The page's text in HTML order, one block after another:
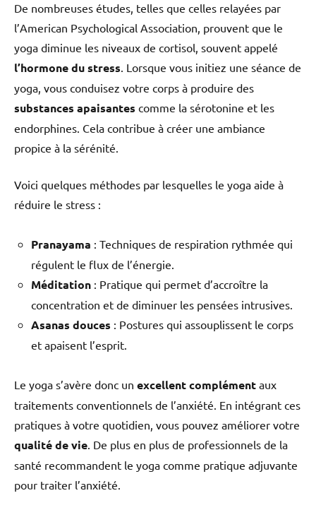
De nombreuses études, telles que celles relayées par
l’American Psychological Association, prouvent que le
yoga diminue les niveaux de cortisol, souvent appelé
l’hormone du stress. Lorsque vous initiez une séance de
yoga, vous conduisez votre corps à produire des
substances apaisantes comme la sérotonine et les
endorphines. Cela contribue à créer une ambiance
propice à la sérénité.
Voici quelques méthodes par lesquelles le yoga aide à
réduire le stress :
Pranayama : Techniques de respiration rythmée qui
régulent le flux de l’énergie.
Méditation : Pratique qui permet d’accroître la
concentration et de diminuer les pensées intrusives.
Asanas douces : Postures qui assouplissent le corps
et apaisent l’esprit.
Le yoga s’avère donc un excellent complément aux
traitements conventionnels de l’anxiété. En intégrant ces
pratiques à votre quotidien, vous pouvez améliorer votre
qualité de vie. De plus en plus de professionnels de la
santé recommandent le yoga comme pratique adjuvante
pour traiter l’anxiété.